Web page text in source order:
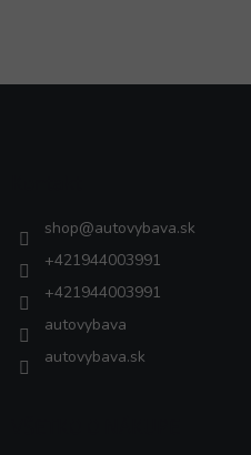
shop@autovybava.sk
+421944003991
+421944003991
autovybava
autovybava.sk